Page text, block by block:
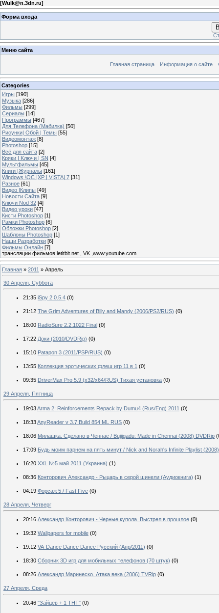
[Wulk@n.3dn.ru]
Форма входа
Меню сайта
Главная страница Информация о сайте
Categories
Игры [190]
Музыка [286]
Фильмы [299]
Сериалы [14]
Программы [467]
Для Телефона (Мабилка) [50]
Рисунки| Обой | Темы [55]
Видеомонтаж [8]
Photoshop [15]
Всё для сайта [2]
Кряки | Kлючи | SN [4]
Мультфильмы [45]
Книги |Журналы [161]
Windows \OC |XP | VISTA| 7 [31]
Разное [61]
Видео |Клипы [49]
Новости Сайта [9]
Ключи Nod 32 [4]
Видео уроки [47]
Кисти Photoshop [1]
Рамки Photoshop [6]
Обложки Photoshop [2]
Шаблоны Photoshop [1]
Наши Разработки [6]
Фильмы Онлайн [7]
трансляции фильмов letitbit.net , VK ,www.youtube.com
Главная » 2011 » Апрель
30 Апреля, Суббота
21:35 iSpy 2.0.5.4 (0)
21:12 The Grim Adventures of Billy and Mandy (2006/PS2/RUS) (0)
18:00 RadioSure 2.2.1022 Final (0)
17:22 Доки (2010/DVDRip) (0)
15:10 Patapon 3 (2011/PSP/RUS) (0)
13:55 Коллекция эротических флеш игр 11 в 1 (0)
09:35 DriverMax Pro 5.9 (x32/x64/RUS) Тихая установка (0)
29 Апреля, Пятница
19:03Arma 2: Reinforcements Repack by Dumu4 (Rus/Eng) 2011 (0)
18:33AnyReader v 3.7 Build 854 ML RUS (0)
18:06 Милашка. Сделано в Ченнае / Bujjigadu: Made in Chennai (2008) DVDRip
17:09 Будь моим парнем на пять минут / Nick and Norah's Infinite Playlist
16:20 XXL №5 май 2011 (Украина) (1)
08:36 Конторович Александр - Рыцарь в серой шинели (Аудиокнига) (1)
04:19 Форсаж 5 / Fast Five (0)
28 Апреля, Четверг
20:16 Александр Конторович - Черные купола. Выстрел в прошлое (0)
19:32 Wallpapers for mobile (0)
19:12 VA-Dance Dance Dance Русский (Апр/2011) (0)
18:30 Сборник 3D игр для мобильных телефонов (70 штук) (0)
08:26 Александр Маринеско. Атака века (2006) TVRip (0)
27 Апреля, Среда
20:46 "Зайцев + 1 ТHT" (0)